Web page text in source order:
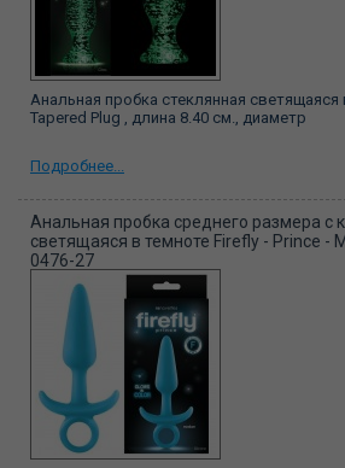
Анальная пробка стеклянная светящаяся
Tapered Plug , длина 8.40 см., диаметр
Подробнее...
Анальная пробка среднего размера с
светящаяся в темноте Firefly - Prince -
0476-27